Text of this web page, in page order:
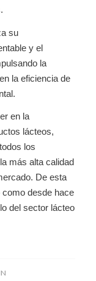
su
y el
la
la eficiencia de
en la
lácteos,
los
más alta calidad
De esta
desde hace
del sector lácteo